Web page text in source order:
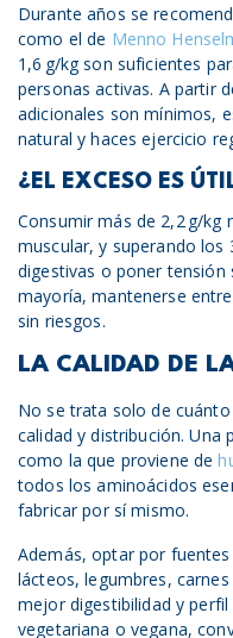
Durante años se
como el de Menno
1,6 g/kg son suficientes
personas activas. A partir
adicionales son mínimos,
natural y haces ejercicio
¿EL EXCESO ES
Consumir más de 2,2 g/kg
muscular, y superando los
digestivas o poner tensión
mayoría, mantenerse
sin riesgos.
LA CALIDAD DE
No se trata solo de
calidad y distribución. Una
como la que proviene de
todos los aminoácidos
fabricar por sí mismo.
Además, optar por
lácteos, legumbres,
mejor digestibilidad y
vegetariana o vegana,